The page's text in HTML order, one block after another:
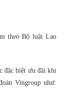
theo Bộ luật Lao
đặc biệt ưu đãi khi
Vingroup như: